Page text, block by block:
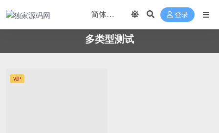
登录
多类型测试
VIP